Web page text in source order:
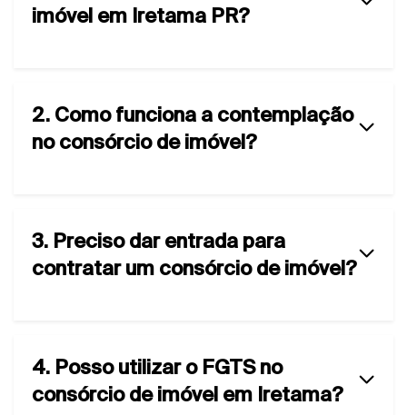
imóvel em Iretama PR?
2. Como funciona a contemplação
no consórcio de imóvel?
3. Preciso dar entrada para
contratar um consórcio de imóvel?
4. Posso utilizar o FGTS no
consórcio de imóvel em Iretama?